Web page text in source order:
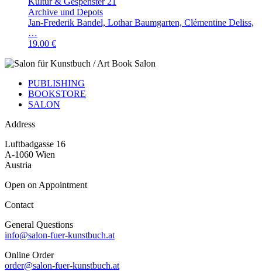
Archive und Depots
Jan-Frederik Bandel, Lothar Baumgarten, Clémentine Deliss,
…
19.00 €
PUBLISHING
BOOKSTORE
SALON
Address
Luftbadgasse 16
A-1060 Wien
Austria
Open on Appointment
Contact
General Questions
info@salon-fuer-kunstbuch.at
Online Order
order@salon-fuer-kunstbuch.at